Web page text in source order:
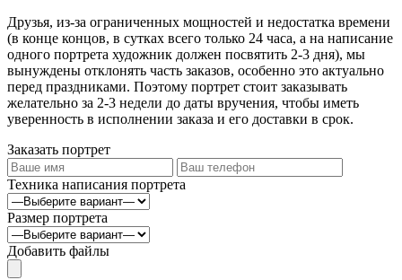
Друзья, из-за ограниченных мощностей и недостатка времени
(в конце концов, в сутках всего только 24 часа, а на написание
одного портрета художник должен посвятить 2-3 дня), мы
вынуждены отклонять часть заказов, особенно это актуально
перед праздниками. Поэтому портрет стоит заказывать
желательно за 2-3 недели до даты вручения, чтобы иметь
уверенность в исполнении заказа и его доставки в срок.
Заказать портрет
Техника написания портрета
Размер портрета
Добавить файлы